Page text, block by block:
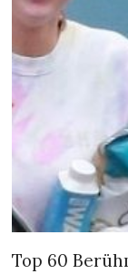
Top 60